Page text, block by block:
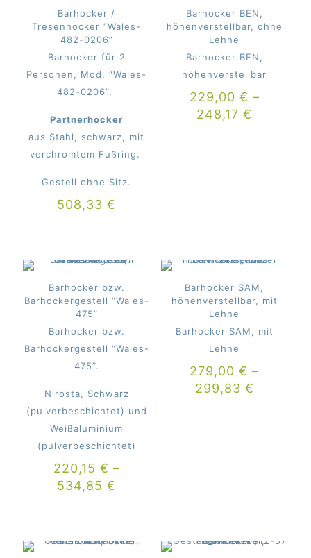
Barhocker /
Tresenhocker “Wales-
482-0206”
Barhocker für 2
Personen, Mod. “Wales-
482-0206”.
Partnerhocker
aus Stahl, schwarz, mit
verchromtem Fußring.
Gestell ohne Sitz.
508,33€
Barhocker BEN,
höhenverstellbar, ohne
Lehne
Barhocker BEN,
höhenverstellbar
229,00 € –
248,17€
Barhocker bzw.
Barhockergestell “Wales-
475”
Barhocker bzw.
Barhockergestell “Wales-
475”.
Nirosta, Schwarz
(pulverbeschichtet) und
Weißaluminium
(pulverbeschichtet)
220,15 € –
534,85€
Barhocker SAM,
höhenverstellbar, mit
Lehne
Barhocker SAM, mit
Lehne
279,00€ –
299,83 €